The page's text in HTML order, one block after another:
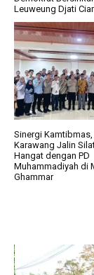
Leuweung Djati
Sinergi Kamtibmas,
Karawang Jalin
Hangat dengan PD
Muhammadiyah di
Ghammar